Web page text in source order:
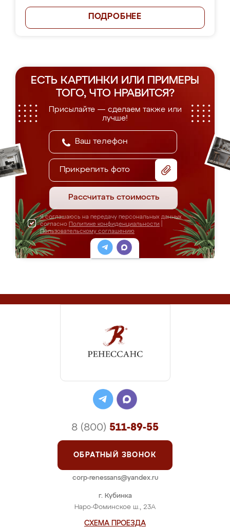
ПОДРОБНЕЕ
ЕСТЬ КАРТИНКИ ИЛИ ПРИМЕРЫ
ТОГО, ЧТО НРАВИТСЯ?
Присылайте — сделаем также или
лучше!
Прикрепить фото
Рассчитать стоимость
Я соглашаюсь на передачу персональных данных
согласно Политике конфиденциальности
Пользовательскому соглашению
г. Кубинка
Наро-Фоминское ш., 23А
СХЕМА ПРОЕЗДА
8 (800) 511-89-55
ОБРАТНЫЙ ЗВОНОК
corp-renessans@yandex.ru